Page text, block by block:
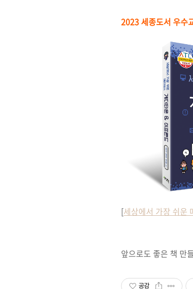
2023 세종도서 우수
[세상에서 가장 쉬운
앞으로도 좋은 책 만
공감